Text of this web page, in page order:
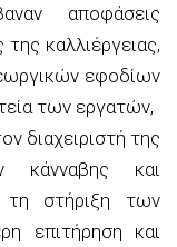
αποφάσεις
καλλιέργειας,
εφοδίων
των εργατών,
διαχειριστή της
κάνναβης και
τη στήριξη των
επιτήρηση και